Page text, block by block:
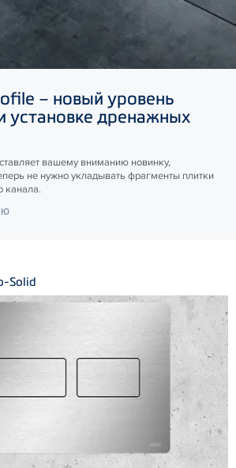
– новый уровень
установке дренажных
вашему вниманию новинку,
не нужно укладывать фрагменты плитки
канала.
Solid